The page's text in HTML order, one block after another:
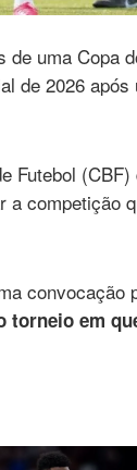
uma Copa
de 2026
Futebol
a competição
convocação
torneio em